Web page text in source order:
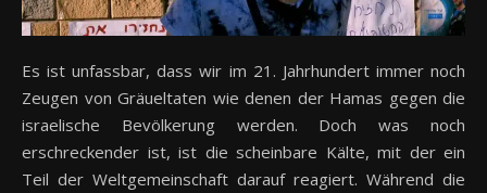
Es ist unfassbar, dass wir im 21. Jahrhundert immer noch
Zeugen von Gräueltaten wie denen der Hamas gegen die
israelische Bevölkerung werden. Doch was noch
erschreckender ist, ist die scheinbare Kälte, mit der ein
Teil der Weltgemeinschaft darauf reagiert. Während die